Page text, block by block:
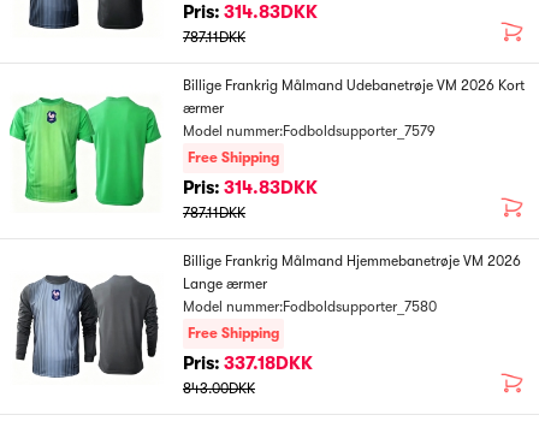
Pris: 314.83DKK
787.11DKK
Billige Frankrig Målmand Udebanetrøje VM 2026 Kort
ærmer
Model nummer:Fodboldsupporter_7579
Free Shipping
Pris: 314.83DKK
787.11DKK
Billige Frankrig Målmand Hjemmebanetrøje VM 2026
Lange ærmer
Model nummer:Fodboldsupporter_7580
Free Shipping
Pris: 337.18DKK
843.00DKK